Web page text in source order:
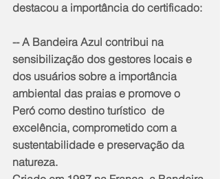
destacou a importância do certificado:
-- A Bandeira Azul contribui na
sensibilização dos gestores locais e
dos usuários sobre a importância
ambiental das praias e promove o
Peró como destino turístico  de
excelência, comprometido com a
sustentabilidade e preservação da
natureza.